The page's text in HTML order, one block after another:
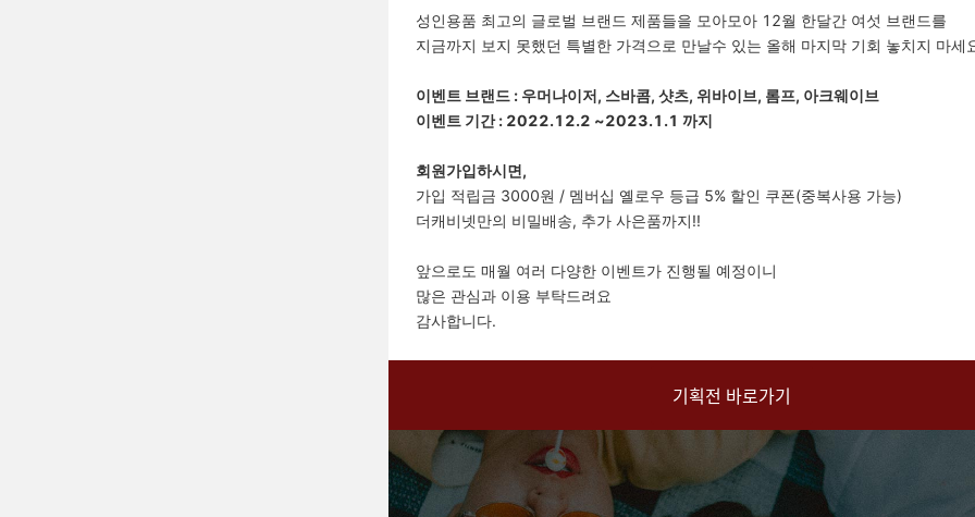
성인용품 최고의 글로벌 브랜드 제품들을 모아모아 12월 한달간 여섯 브랜드를
지금까지 보지 못했던 특별한 가격으로 만날수 있는 올해 마지막 기회 놓치지 마세
이벤트 브랜드 : 우머나이저, 스바콤, 샷츠, 위바이브, 롬프, 아크웨이브
이벤트 기간 : 2022.12.2 ~2023.1.1 까지
회원가입하시면,
가입 적립금 3000원 / 멤버십 옐로우 등급 5% 할인 쿠폰(중복사용 가능)
더캐비넷만의 비밀배송, 추가 사은품까지!!
앞으로도 매월 여러 다양한 이벤트가 진행될 예정이니
많은 관심과 이용 부탁드려요
감사합니다.
기획전 바로가기